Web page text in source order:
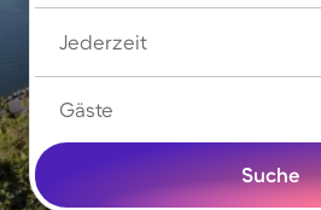
Jederzeit
Gäste
Suche